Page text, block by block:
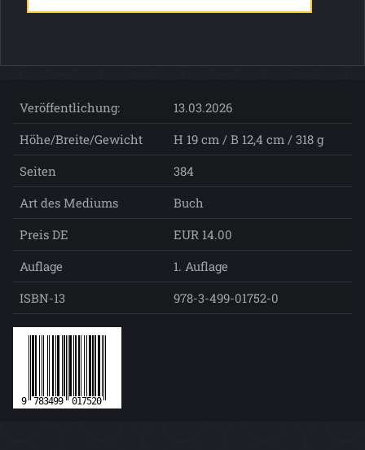
Veröffentlichung:
13.03.2026
Höhe/Breite/Gewicht
H 19 cm / B 12,4 cm / 318 g
Seiten
384
Art des Mediums
Buch
Preis DE
EUR 14.00
Auflage
1. Auflage
ISBN-13
978-3-499-01752-0